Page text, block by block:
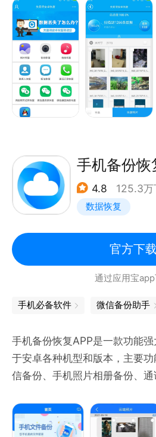
【保护资料安全】
自动备份：通讯录自动备份，
帐号保护：新手机同步资料，
-------
交流反馈：APP设置页--我要反
图片等等，是真正的手机恢复神
手机备份恢
4.8 125.3万
数据恢复
官方下载
通过应用宝
手机必备软件 微信备份助手
手机备份恢复APP是一款功能
于安卓各种机型和版本，主要
信备份、手机照片相册备份、
QQ备份等。数据存储云端，安
您手机数据资料的守护神！